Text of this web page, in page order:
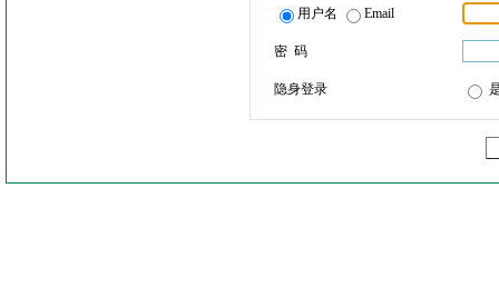
用户名 Email
密 码
隐身登录